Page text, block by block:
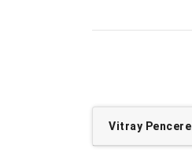
Vitray Pencere